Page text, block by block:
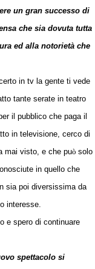
un gran successo di
che sia dovuta tutta
ed alla notorietà che
in tv la gente ti vede
tante serate in teatro
il pubblico che paga il
in televisione, cerco di
mai visto, e che può solo
in quello che
sia poi diversissima da
interesse.
e spero di continuare
spettacolo si